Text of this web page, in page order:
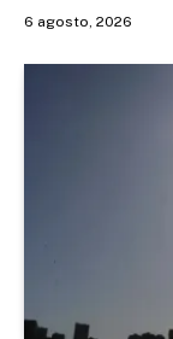
6 agosto, 2026